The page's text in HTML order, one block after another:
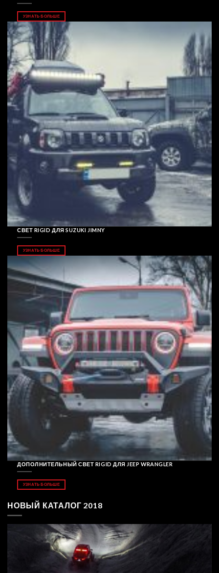
УЗНАТЬ БОЛЬШЕ
СВЕТ RIGID ДЛЯ SUZUKI JIMNY
УЗНАТЬ БОЛЬШЕ
ДОПОЛНИТЕЛЬНЫЙ СВЕТ RIGID ДЛЯ JEEP WRANGLER
УЗНАТЬ БОЛЬШЕ
НОВЫЙ КАТАЛОГ 2018